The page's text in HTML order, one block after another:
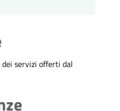
servizi offerti dal